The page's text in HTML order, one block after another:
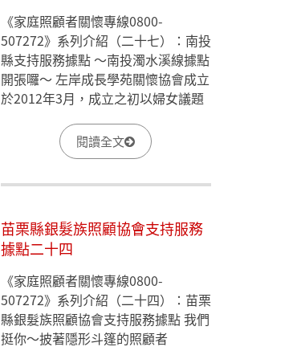
《家庭照顧者關懷專線0800-
507272》系列介紹（二十七）：南投
縣支持服務據點 ～南投濁水溪線據點
開張囉～ 左岸成長學苑關懷協會成立
於2012年3月，成立之初以婦女議題
賴理事長有感於人口老化及預防長期
照顧問題惡化，帶領協會積極投入高
懷據點，提供高齡族群每星期一次的
服務，並配合衛生局針對縣內高齡族
群辦理高齡友善城市社區推動計畫，
積極實踐快樂志工服務社會之創會宗
旨。 今年更投入家庭照顧者的關懷與
服務，期許以過去在縣內的服務量能
與行動力，找出南投縣責任區域內失
閱讀全文
苗栗縣銀髮族照顧協會支持服務
據點二十四
《家庭照顧者關懷專線0800-
507272》系列介紹（二十四）：苗栗
縣銀髮族照顧協會支持服務據點 我們
挺你～披著隱形斗篷的照顧者